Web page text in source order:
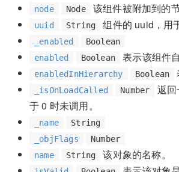
node Node 该组件被附加到的节
uuid String 组件的 uuid，用
_enabled
Boolean
enabled
Boolean 表示该组件
enabledInHierarchy Boolean
_isOnLoadCalled Number
返
于 0 时未调用。
_name
String
_objFlags
Number
name
String 该对象的名称。